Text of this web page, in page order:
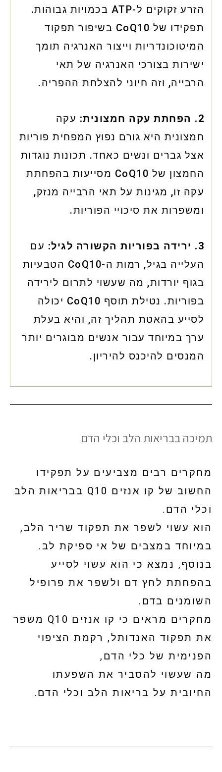
הזרע זקוקים ל-ATP בכמויות גבוהות.
תפקידו של CoQ10 בשיפור תפקוד
המיטוכונדריות וייצור האנרגיה תומך
ישירות בצורכי האנרגיה של תאי
הרבייה, וזה חיוני להצלחת ההפריה.
2. הפחתת עקה חמצונית:
עקה
חמצונית היא גורם נפוץ המפחית פוריות
אצל גברים ונשים כאחד. תכונות נוגדות
החמצון של CoQ10 מסייעות בהפחתת
עקה זו, מגינות על תאי הרבייה מנזק,
ומשפרות את סיכויי הפוריות.
3. ירידה בפוריות הקשורה לגיל:
עם
העלייה בגיל, רמות ה-CoQ10 הטבעיות
בגוף יורדות, מה שעשוי לתרום לירידה
בפוריות. נטילת תוסף CoQ10 יכולה
לסייע בהאטת תהליך זה, והיא בעלת
ערך במיוחד עבור אנשים מבוגרים יותר
המנסים להיכנס להיריון.
תמיכה בבריאות הלב וכלי הדם
מחקרים רבים מצביעים על תפקידו
החשוב של קו אנזים Q10 בבריאות הלב
וכלי הדם.
הוא עשוי לשפר את תפקוד שריר הלב,
במיוחד במצבים של אי ספיקת לב.
בנוסף, נמצא כי הוא עשוי לסייע
בהפחתת לחץ דם ולשפר את פרופיל
השומנים בדם.
מחקרים מראים כי קו אנזים Q10 משפר
את תפקוד האנדותל, רקמת הציפוי
הפנימית של כלי הדם,
מה שעשוי להסביר את השפעתו
החיובית על בריאות הלב וכלי הדם.